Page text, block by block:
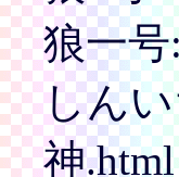
狼一号
しんい
神.html